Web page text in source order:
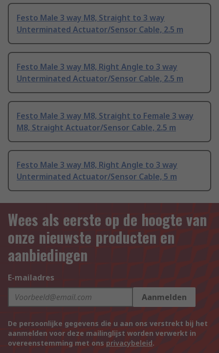
Festo Male 3 way M8, Straight to 3 way
Unterminated Actuator/Sensor Cable, 2.5 m
Festo Male 3 way M8, Right Angle to 3 way
Unterminated Actuator/Sensor Cable, 2.5 m
Festo Male 3 way M8, Straight to Female 3 way
M8, Straight Actuator/Sensor Cable, 2.5 m
Festo Male 3 way M8, Right Angle to 3 way
Unterminated Actuator/Sensor Cable, 5 m
Wees als eerste op de hoogte van
onze nieuwste producten en
aanbiedingen
E-mailadres
Aanmelden
De persoonlijke gegevens die u aan ons verstrekt bij het
aanmelden voor deze mailinglijst worden verwerkt in
overeenstemming met ons privacybeleid.